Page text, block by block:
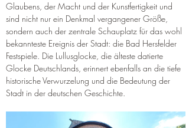
Glaubens, der Macht und der Kunstfertigkeit und
sind nicht nur ein Denkmal vergangener Größe,
sondern auch der zentrale Schauplatz für das wohl
bekannteste Ereignis der Stadt: die Bad Hersfelder
Festspiele. Die Lullusglocke, die älteste datierte
Glocke Deutschlands, erinnert ebenfalls an die tiefe
historische Verwurzelung und die Bedeutung der
Stadt in der deutschen Geschichte.